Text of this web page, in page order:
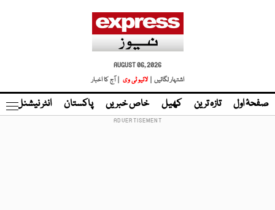
AUGUST 06, 2026
اشتہار لگائیں |
لائیو ٹی وی | آج کا اخبار
صفحۂ اول تازہ ترین کھیل خاص خبریں پاکستان انٹر نیشنل